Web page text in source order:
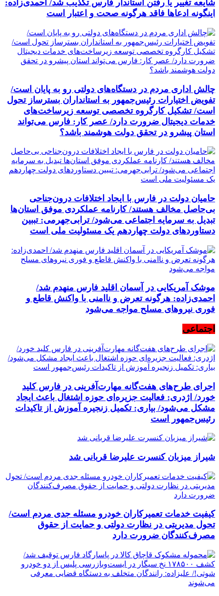
شایعه تغییر یا رفتن استاندار فارس تکذیب شد/ احمدی‌زاده:
اینگونه ادعاها فاقد هرگونه صحت و اعتبار است
چالش اداری مردم در دستگاه‌های دولتی رو به پایان است/
تفویض اختیارات رئیس‌جمهور به استانداران بسترساز تحول
است/ تشکیل کارگروه تخصصی توسعه زیرساخت‌های
خدمات دیجیتال ضرورت دارد/ عصر کار: فارس می‌تواند
استان پیشرو در تحقق دولت هوشمند باشد؟
حامیان دولت در فارس با ایجاد اختلافات درون‌جناحی
بی‌حاصل مخالف هستند/ کارنامه عملکردی موفق استان‌ها
تبدیل به سرمایه اجتماعی می‌شود/ ترابی‌جهرمی: تببین
دستاوردهای دولت چهاردهم یک مسئولیت ملی است
موشک آمریکایی در آسمان اقلید فارس منهدم شد/
احمدی‌زاده: هرگونه تعرض و ناامنی با واکنش قاطع و
فوری نیرو‌های مسلح مواجه می‌شود
اجتماعی
اجرای طرح‌های هفت‌گانه مهارت‌آفرینی در فارس کلید
خورد/ اژدری: فعالیت جزیره‌‌ای حوزه اشتغال باعث ایجاد
مشکل می‌شود/ بیاری: تکمیل زنجیره آموزش از تاکیدات
رئیس‌جمهور است
شیراز میزبان کنسرت علیرضا قربانی شد
کیفیت خدمات تعمیرکاران خودرو مسئله جدی مردم است/
تحول مدیریتی در نظارت دولتی و حمایت از حقوق
مصرف‌کنندگان ضرورت دارد